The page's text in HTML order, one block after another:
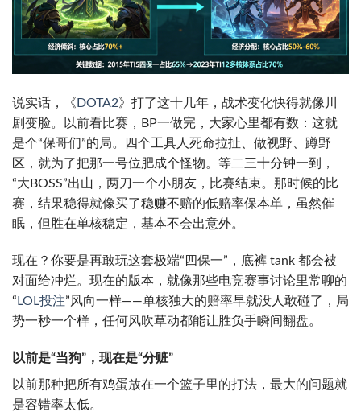
说实话，《 DOTA2》打了这十几年，战术变化快得就像川
剧变脸。以前看比赛，BP一做完，大家心里都有数：这就
是个“保哥们”的局。四个工具人死命拉扯、做视野、蹲野
区，就为了把那一号位肥成个怪物。等二三十分钟一到，
“大BOSS”出山，两刀一个小朋友，比赛结束。那时候的比
赛，结果稳得就像买了稳赚不赔的低赔率保本单，虽然催
眠，但胜在单核稳定，基本不会出意外。
现在？你要是再敢玩这套极端“四保一”，底裤 tank 都会被
对面给冲烂。现在的版本，就像那些电竞赛事讨论里常聊的
“ LOL投注”风向一样——单核独大的赔率早就没人敢碰了，局
势一秒一个样，任何风吹草动都能让胜负手瞬间翻盘。
以前是“当狗”，现在是“分赃”
以前那种把所有鸡蛋放在一个篮子里的打法，最大的问题就
是容错率太低。